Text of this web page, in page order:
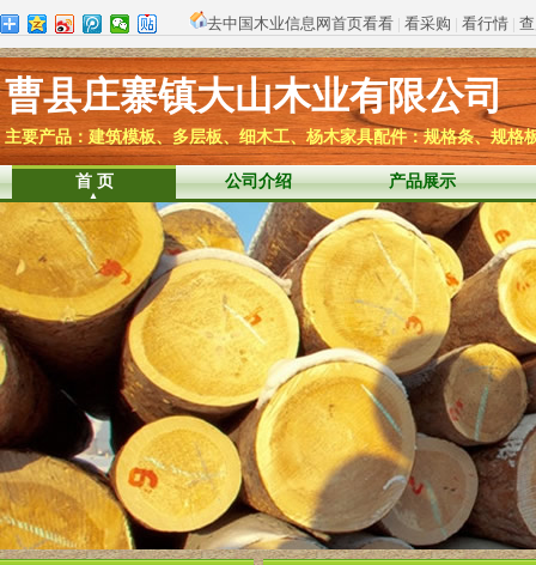
去中国木业信息网首页看看 | 看采购 | 看行情 |
曹县庄寨镇大山木业有限公司
主要产品：建筑模板、多层板、细木工、杨木家具配件：规格条、规格
首 页 公司介绍 产品展示